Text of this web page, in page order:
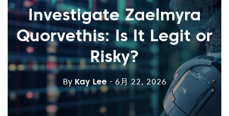
Investigate Zaelmyra
Quorvethis: Is It Legit or
Risky?
By Kay Lee - 6月 22, 2026